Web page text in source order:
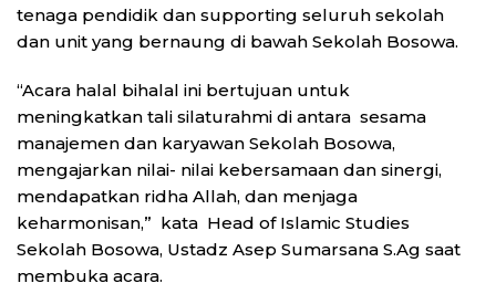
tenaga pendidik dan supporting seluruh sekolah
dan unit yang bernaung di bawah Sekolah Bosowa.
“Acara halal bihalal ini bertujuan untuk
meningkatkan tali silaturahmi di antara sesama
manajemen dan karyawan Sekolah Bosowa,
mengajarkan nilai- nilai kebersamaan dan sinergi,
mendapatkan ridha Allah, dan menjaga
keharmonisan,” kata Head of Islamic Studies
Sekolah Bosowa, Ustadz Asep Sumarsana S.Ag saat
membuka acara.